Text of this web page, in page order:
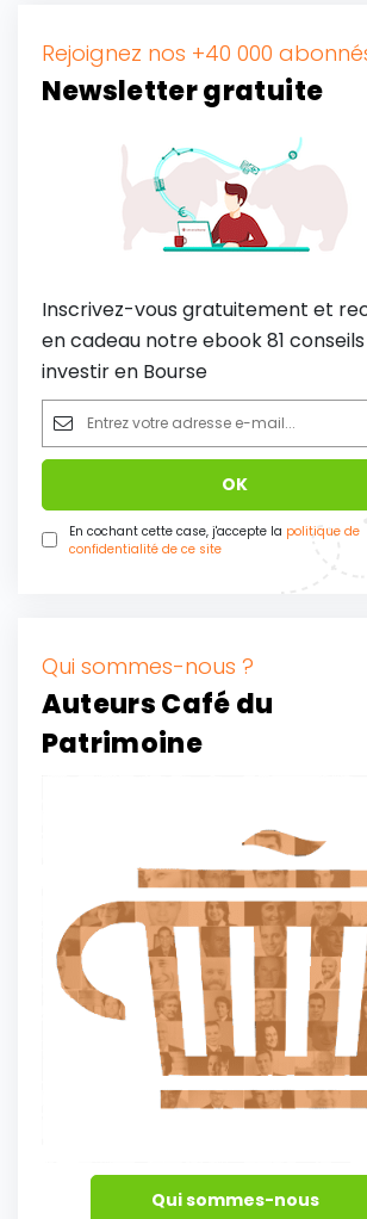
Rejoignez nos +40 000
Newsletter gratuite
Inscrivez-vous gratuitement et
en cadeau notre ebook 81
investir en Bourse
En cochant cette case, j'accepte la politique de
confidentialité de ce site
Qui sommes-nous ?
Auteurs Café du
Patrimoine
Qui sommes-nous